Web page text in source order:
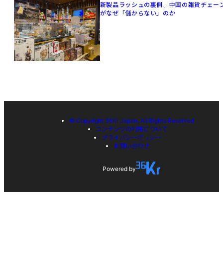
新製品ラッシュの裏側、中国の雑貨チェー
がなぜ「儲からない」のか
© Copyright 36Kr Japan, All Rights Reserved
コンテンツの利用について
プライバシーポリシー
お問い合わせ
Powered by